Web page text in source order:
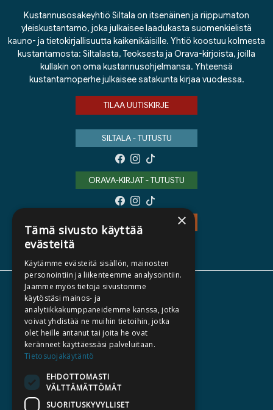
Kustannusosakeyhtiö Siltala on itsenäinen ja riippumaton
yleiskustantamo, joka julkaisee laadukasta suomenkielistä
kauno- ja tietokirjallisuutta kaikenikäisille. Yhtiö koostuu kolmesta
kustantamosta: Siltalasta, Teoksesta ja Orava-kirjoista, joilla
kullakin on oma kustannusohjelmansa. Yhteensä
kustantamoperhe julkaisee satakunta kirjaa vuodessa.
TILAA UUTISKIRJE
SILTALA - TUTUSTU
ORAVA-KIRJAT - TUTUSTU
TIETOA MEISTÄ
TEKIJÄT
KATALOGIT
AJANKOHTAISTA
HALUATKO KIRJAILIJAKSI
×
Tämä sivusto käyttää
evästeitä
Käytämme evästeitä sisällön, mainosten
personointiin ja liikenteemme analysointiin.
Jaamme myös tietoja sivustomme
käytöstäsi mainos- ja
analytiikkakumppaneidemme kanssa, jotka
voivat yhdistää ne muihin tietoihin, jotka
olet heille antanut tai joita he ovat
keränneet käyttäessäsi palveluitaan.
Tietosuojakäytäntö
EHDOTTOMASTI
VÄLTTÄMÄTTÖMÄT
SUORITUSKYVYLLISET